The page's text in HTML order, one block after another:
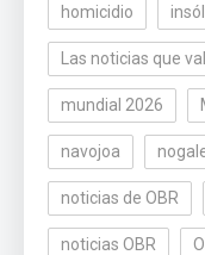
homicidio
Las noticias que
mundial 2026
navojoa
noticias de OBR
noticias OBR